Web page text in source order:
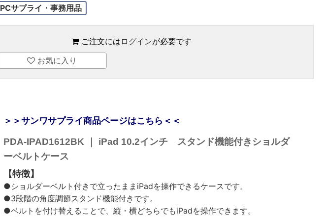
PCサプライ・事務用品
ご注文には ログインが必要です
お気に入り
＞＞サンワサプライ商品ページはこちら＜＜
PDA-IPAD1612BK ｜ iPad 10.2インチ スタンド機能付きショルダ
ーベルトケース
【特徴】
●ショルダーベルト付きで立ったままiPadを操作できるケースです。
●3段階の角度調節スタンド機能付きです。
●ベルトを付け替えることで、縦・横どちらでもiPadを操作できます。